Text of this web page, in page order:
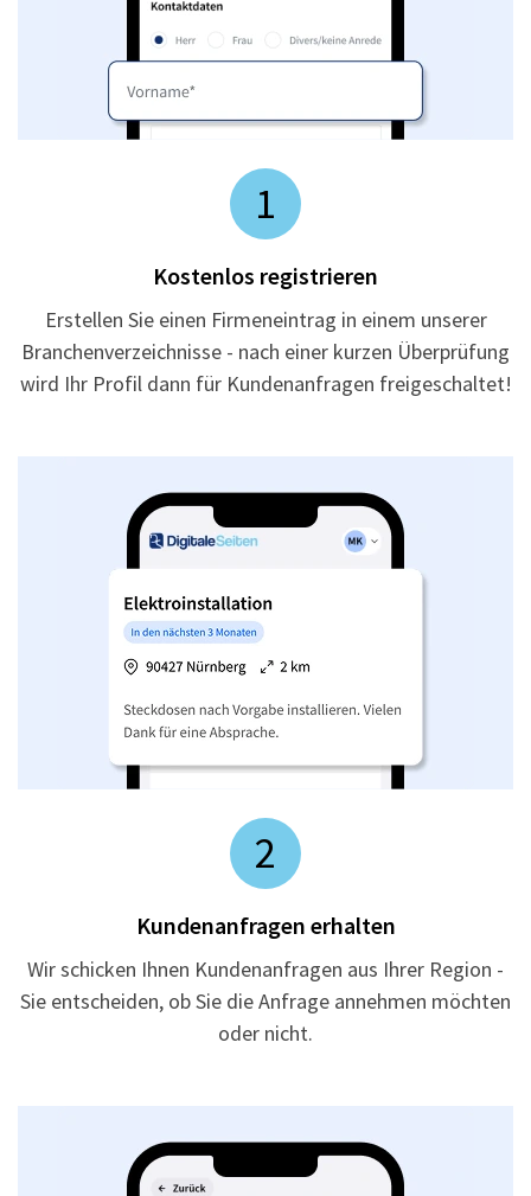
1
Kostenlos registrieren
Erstellen Sie einen Firmeneintrag in einem unserer
Branchenverzeichnisse - nach einer kurzen Überprüfung
wird Ihr Profil dann für Kundenanfragen freigeschaltet!
2
Kundenanfragen erhalten
Wir schicken Ihnen Kundenanfragen aus Ihrer Region -
Sie entscheiden, ob Sie die Anfrage annehmen möchten
oder nicht.